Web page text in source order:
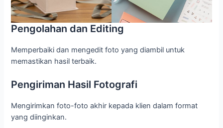
Pengolahan dan Editing
Memperbaiki dan mengedit foto yang diambil untuk
memastikan hasil terbaik.
Pengiriman Hasil Fotografi
Mengirimkan foto-foto akhir kepada klien dalam format
yang diinginkan.